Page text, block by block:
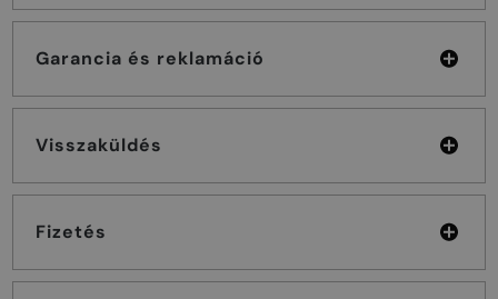
Garancia és reklamáció
Visszaküldés
Fizetés